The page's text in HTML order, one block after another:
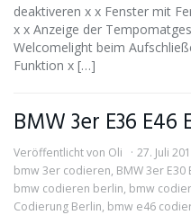
deaktiveren x x Fenster mit
x x Anzeige der
Welcomelight beim
Funktion x […]
BMW 3er E36 E46
Veröffentlicht von Oli 27. Juli
bmw 3er codieren, BMW 3er E30
bmw codieren berlin, bmw
Codierung Berlin, bmw e46